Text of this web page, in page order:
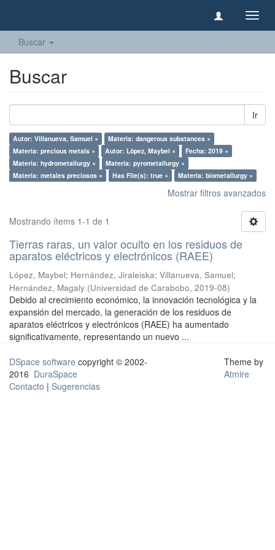
Buscar
Buscar
Ir
Autor: Villanueva, Samuel ×
Materia: dangerous substances ×
Materia: precious metals ×
Autor: López, Maybel ×
Fecha: 2019 ×
Materia: hydrometallurgy ×
Materia: pyrometallurgy ×
Materia: metales preciosos ×
Has File(s): true × Materia: biometallurgy ×
Mostrar filtros avanzados
Mostrando ítems 1-1 de 1
Tierras raras, un valor oculto en los residuos de
aparatos eléctricos y electrónicos (RAEE)
López, Maybel; Hernández, Jiraleiska; Villanueva, Samuel;
Hernández, Magaly (Universidad de Carabobo, 2019-08)
Debido al crecimiento económico, la innovación tecnológica y la
expansión del mercado, la generación de los residuos de
aparatos eléctricos y electrónicos (RAEE) ha aumentado
significativamente, representando un nuevo ...
DSpace software copyright © 2002-
2016 DuraSpace
Contacto | Sugerencias
Theme by
Atmire